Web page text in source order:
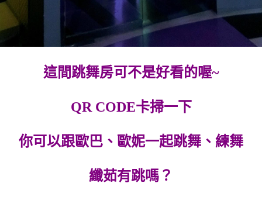
這間跳舞房可不是好看的喔~
QR CODE卡掃一下
你可以跟歐巴、歐妮一起跳舞、練舞
纖茹有跳嗎？